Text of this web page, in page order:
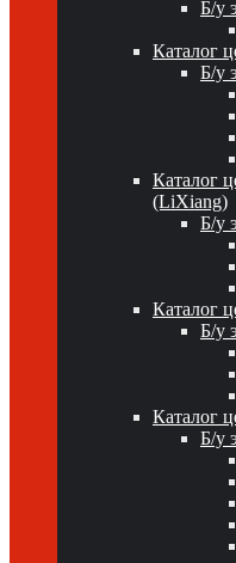
Б/у
Каталог
Б/у
Каталог
(LiXiang)
Б/у
Каталог
Б/у
Каталог
Б/у